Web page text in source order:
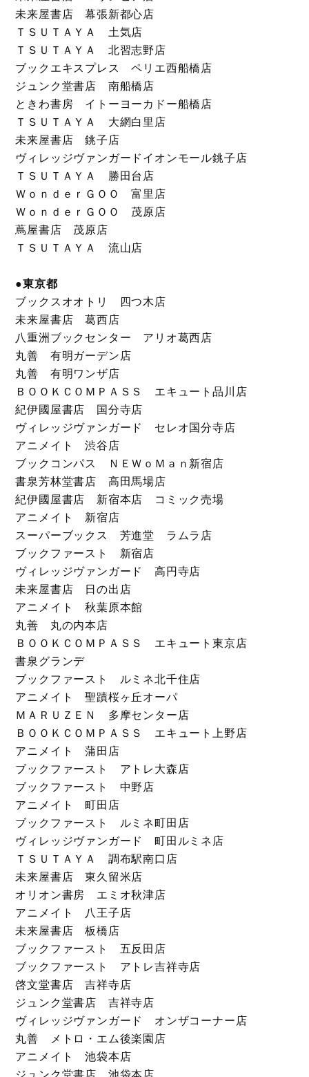
未来屋書店 幕張新都心店
ＴＳＵＴＡＹＡ 土気店
ＴＳＵＴＡＹＡ 北習志野店
ブックエキスプレス ペリエ西船橋店
ジュンク堂書店 南船橋店
ときわ書房 イトーヨーカドー船橋店
ＴＳＵＴＡＹＡ 大網白里店
未来屋書店 銚子店
ヴィレッジヴァンガードイオンモール銚子店
ＴＳＵＴＡＹＡ 勝田台店
ＷｏｎｄｅｒＧＯＯ 富里店
ＷｏｎｄｅｒＧＯＯ 茂原店
蔦屋書店 茂原店
ＴＳＵＴＡＹＡ 流山店
●東京都
ブックスオオトリ 四つ木店
未来屋書店 葛西店
八重洲ブックセンター アリオ葛西店
丸善 有明ガーデン店
丸善 有明ワンザ店
ＢＯＯＫＣＯＭＰＡＳＳ エキュート品川店
紀伊國屋書店 国分寺店
ヴィレッジヴァンガード セレオ国分寺店
アニメイト 渋谷店
ブックコンパス ＮＥＷｏＭａｎ新宿店
書泉芳林堂書店 高田馬場店
紀伊國屋書店 新宿本店 コミック売場
アニメイト 新宿店
スーパーブックス 芳進堂 ラムラ店
ブックファースト 新宿店
ヴィレッジヴァンガード 高円寺店
未来屋書店 日の出店
アニメイト 秋葉原本館
丸善 丸の内本店
ＢＯＯＫＣＯＭＰＡＳＳ エキュート東京店
書泉グランデ
ブックファースト ルミネ北千住店
アニメイト 聖蹟桜ヶ丘オーパ
ＭＡＲＵＺＥＮ 多摩センター店
ＢＯＯＫＣＯＭＰＡＳＳ エキュート上野店
アニメイト 蒲田店
ブックファースト アトレ大森店
ブックファースト 中野店
アニメイト 町田店
ブックファースト ルミネ町田店
ヴィレッジヴァンガード 町田ルミネ店
ＴＳＵＴＡＹＡ 調布駅南口店
未来屋書店 東久留米店
オリオン書房 エミオ秋津店
アニメイト 八王子店
未来屋書店 板橋店
ブックファースト 五反田店
ブックファースト アトレ吉祥寺店
啓文堂書店 吉祥寺店
ジュンク堂書店 吉祥寺店
ヴィレッジヴァンガード オンザコーナー店
丸善 メトロ・エム後楽園店
アニメイト 池袋本店
ジュンク堂書店 池袋本店